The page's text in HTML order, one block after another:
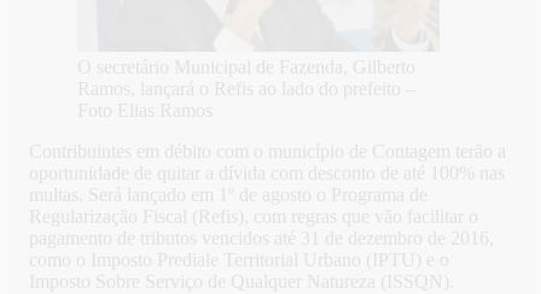
O secretário Municipal de Fazenda, Gilberto
Ramos, lançará o Refis ao lado do prefeito –
Foto Elias Ramos
Contribuintes em débito com o município de Contagem terão a
oportunidade de quitar a dívida com desconto de até 100% nas
multas. Será lançado em 1º de agosto o Programa de
Regularização Fiscal (Refis), com regras que vão facilitar o
pagamento de tributos vencidos até 31 de dezembro de 2016,
como o Imposto Prediale Territorial Urbano (IPTU) e o
Imposto Sobre Serviço de Qualquer Natureza (ISSQN).